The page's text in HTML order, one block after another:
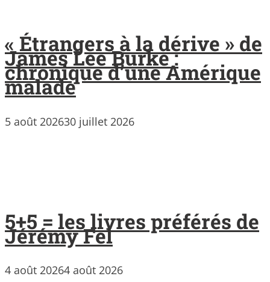
« Étrangers à la dérive » de
James Lee Burke :
chronique d’une Amérique
malade
5 août 202630 juillet 2026
5+5 = les livres préférés de
Jérémy Fel
4 août 20264 août 2026